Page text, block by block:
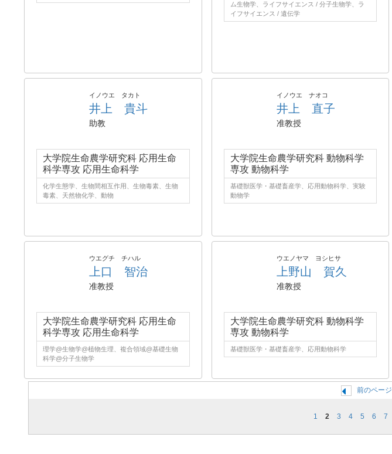
ム生物学、ライフサイエンス / 分子生物学、ラ
イフサイエンス / 遺伝学
イノウエ タカト
井上 貴斗
助教
大学院生命農学研究科 応用生命
科学専攻 応用生命科学
化学生態学、生物間相互作用、生物毒素、生物
毒素、天然物化学、動物
イノウエ ナオコ
井上 直子
准教授
大学院生命農学研究科 動物科学
専攻 動物科学
基礎獣医学・基礎畜産学、応用動物科学、実験
動物学
ウエグチ チハル
上口 智治
准教授
大学院生命農学研究科 応用生命
科学専攻 応用生命科学
理学@生物学@植物生理、複合領域@基礎生物
科学@分子生物学
ウエノヤマ ヨシヒサ
上野山 賀久
准教授
大学院生命農学研究科 動物科学
専攻 動物科学
基礎獣医学・基礎畜産学、応用動物科学
前のページ
1 2 3 4 5 6 7